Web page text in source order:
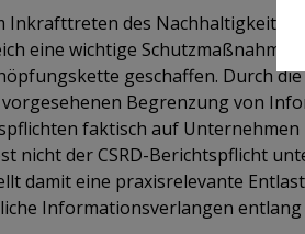
Inkrafttreten des
eine wichtige Schutzmaßnahme
geschaffen. Durch
Begrenzung von
faktisch auf
nicht der CSRD-Berichtspflicht
damit eine praxisrelevante
Informationsverlangen